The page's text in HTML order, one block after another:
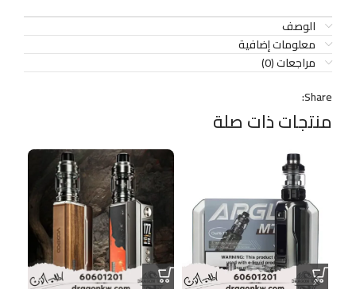
الوصف
معلومات إضافية
مراجعات (0)
Share:
منتجات ذات صلة